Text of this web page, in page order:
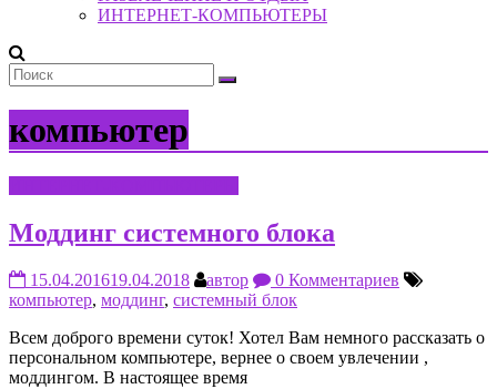
ИНТЕРНЕТ-КОМПЬЮТЕРЫ
компьютер
Моддинг системного блока
15.04.201619.04.2018 автор
0 Комментариев
компьютер, моддинг, системный блок
Всем доброго времени суток! Хотел Вам немного рассказать о
персональном компьютере, вернее о своем увлечении ,
моддингом. В настоящее время